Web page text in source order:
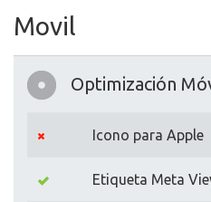
Movil
Optimización
Icono para Apple
Etiqueta Meta